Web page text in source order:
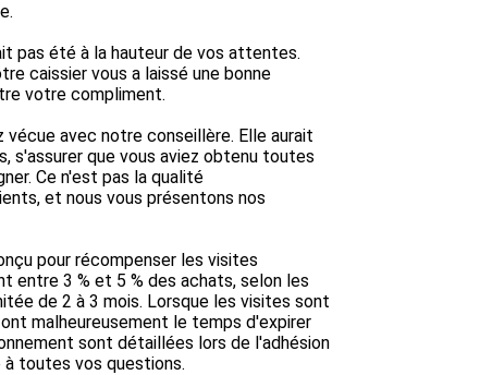
pas été à la hauteur de vos attentes.
caissier vous a laissé une bonne
votre compliment.
vécue avec notre conseillère. Elle aurait
que vous aviez obtenu toutes
Ce n'est pas la qualité
et nous vous présentons nos
pour récompenser les visites
entre 3 % et 5 % des achats, selon les
de 2 à 3 mois. Lorsque les visites sont
malheureusement le temps d'expirer
sont détaillées lors de l'adhésion
toutes vos questions.